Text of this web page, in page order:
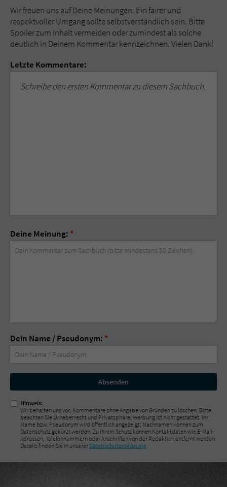
Wir freuen uns auf Deine Meinungen. Ein fairer und
respektvoller Umgang sollte selbstverständlich sein. Bitte
Spoiler zum Inhalt vermeiden oder zumindest als solche
deutlich in Deinem Kommentar kennzeichnen. Vielen Dank!
Letzte Kommentare:
Schreibe den ersten Kommentar zu diesem Sachbuch.
Deine Meinung: *
Dein Name / Pseudonym: *
Nicht
ausfüllen!
Hinweis:
Wir behalten uns vor, Kommentare ohne Angabe von Gründen zu löschen. Bitte
beachten Sie Urheberrecht und Privatsphäre; Werbung ist nicht gestattet. Ihr
Name bzw. Pseudonym wird öffentlich angezeigt; Nachnamen können zum
Datenschutz gekürzt werden. Zu Ihrem Schutz können Kontaktdaten wie E-Mail-
Adressen, Telefonnummern oder Anschriften von der Redaktion entfernt werden.
Details finden Sie in unserer Datenschutzerklärung.